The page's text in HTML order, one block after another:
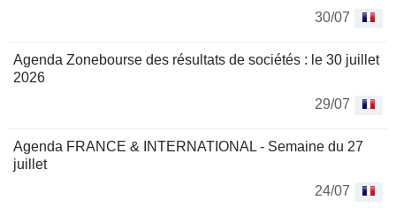
30/07
Agenda Zonebourse des résultats de sociétés : le 30 juillet
2026
29/07
Agenda FRANCE & INTERNATIONAL - Semaine du 27
juillet
24/07